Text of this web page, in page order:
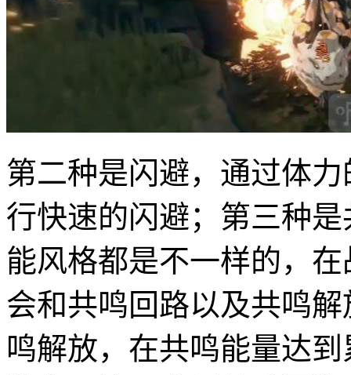
第二种是闪避，通过体
行快速的闪避；第三种
能风格都是不一样的，
会和共鸣回路以及共鸣
鸣解放，在共鸣能量达